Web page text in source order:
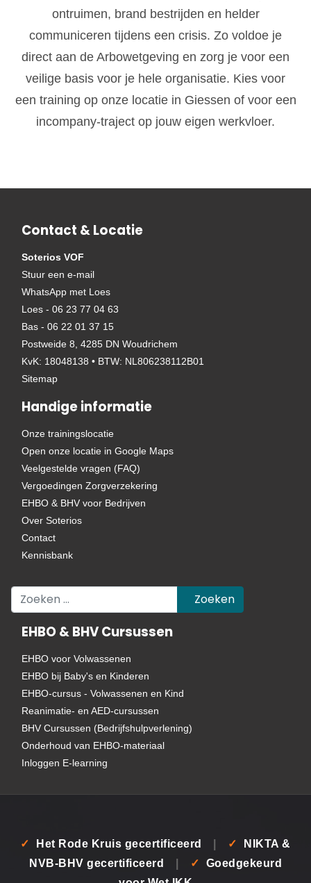
ontruimen, brand bestrijden en helder
communiceren tijdens een crisis. Zo voldoe je
direct aan de Arbowetgeving en zorg je voor een
veilige basis voor je hele organisatie. Kies voor
een training op onze locatie in Giessen of voor een
incompany-traject op jouw eigen werkvloer.
Contact & Locatie
Soterios VOF
Stuur een e-mail
WhatsApp met Loes
Loes - 06 23 77 04 63
Bas - 06 22 01 37 15
Postweide 8, 4285 DN Woudrichem
KvK: 18048138 • BTW: NL806238112B01
Sitemap
Handige informatie
Onze trainingslocatie
Open onze locatie in Google Maps
Veelgestelde vragen (FAQ)
Vergoedingen Zorgverzekering
EHBO & BHV voor Bedrijven
Over Soterios
Contact
Kennisbank
Zoeken Zoeken
EHBO & BHV Cursussen
EHBO voor Volwassenen
EHBO bij Baby's en Kinderen
EHBO-cursus - Volwassenen en Kind
Reanimatie- en AED-cursussen
BHV Cursussen (Bedrijfshulpverlening)
Onderhoud van EHBO-materiaal
Inloggen E-learning
✓ Het Rode Kruis gecertificeerd ✓
NIKTA &
NVB-BHV gecertificeerd
✓
Goedgekeurd